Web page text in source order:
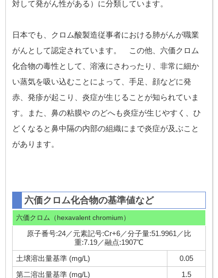
対して発がん性がある）に分類しています。
日本でも、クロム酸製造従事者における肺がんが職業
がんとして認定されています。 この他、六価クロム
化合物の毒性として、溶液にさわったり、非常に細か
い蒸気を吸い込むことによって、手足、顔などに発
赤、発疹が起こり、炎症が生じることが知られていま
す。また、鼻の粘膜や のどへも炎症が生じやすく、ひ
どくなると鼻中隔の内部の組織にまで炎症が及ぶこと
があります。
六価クロム化合物の基準値など
六価クロム（hexavalent chromium）
原子番号:24／元素記号:Cr+6／分子量:51.9961／比
重:7.19／融点:1907℃
土壌溶出量基準 (mg/L)
0.05
第二溶出量基準 (mg/L)
1.5